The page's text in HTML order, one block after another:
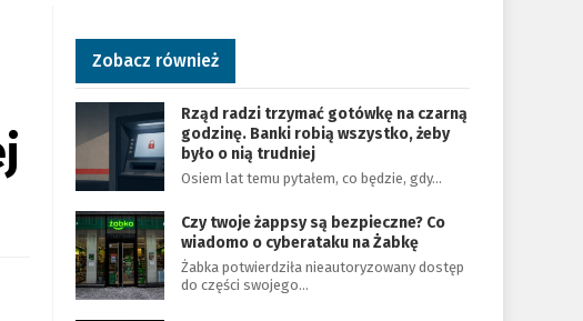
Zobacz również
Rząd radzi trzymać gotówkę na czarną
godzinę. Banki robią wszystko, żeby
było o nią trudniej
Osiem lat temu pytałem, co będzie, gdy…
Czy twoje żappsy są bezpieczne? Co
wiadomo o cyberataku na Żabkę
Żabka potwierdziła nieautoryzowany dostęp
do części swojego…